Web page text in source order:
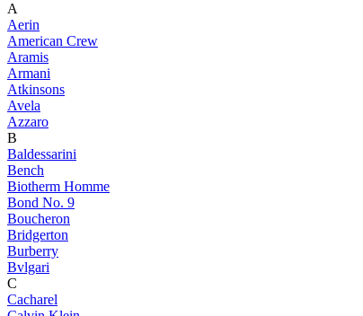
A
Aerin
American Crew
Aramis
Armani
Atkinsons
Avela
Azzaro
B
Baldessarini
Bench
Biotherm Homme
Bond No. 9
Boucheron
Bridgerton
Burberry
Bvlgari
C
Cacharel